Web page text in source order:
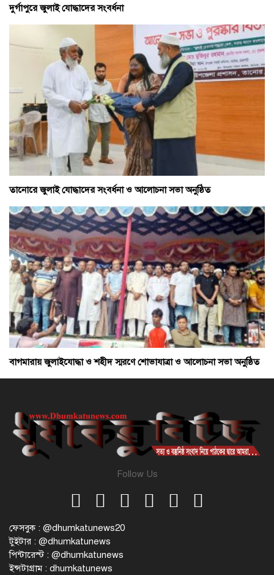
দুর্গাপুরে জুলাই যোদ্ধাদের সংবর্ধনা
তানোরে জুলাই যোদ্ধাদের সংবর্ধনা ও আলোচনা সভা অনুষ্ঠিত
বাগমারায় জুলাইযোদ্ধা ও শহীদ স্মরণে শোভাযাত্রা ও আলোচনা সভা অনুষ্ঠিত
Follow Us
ফেসবুক : @dhumkatunews20
টুইটার : @dhumkatunews
পিন্টারেস্ট : @dhumkatunews
ইন্সটাগ্রাম : dhumkatunews